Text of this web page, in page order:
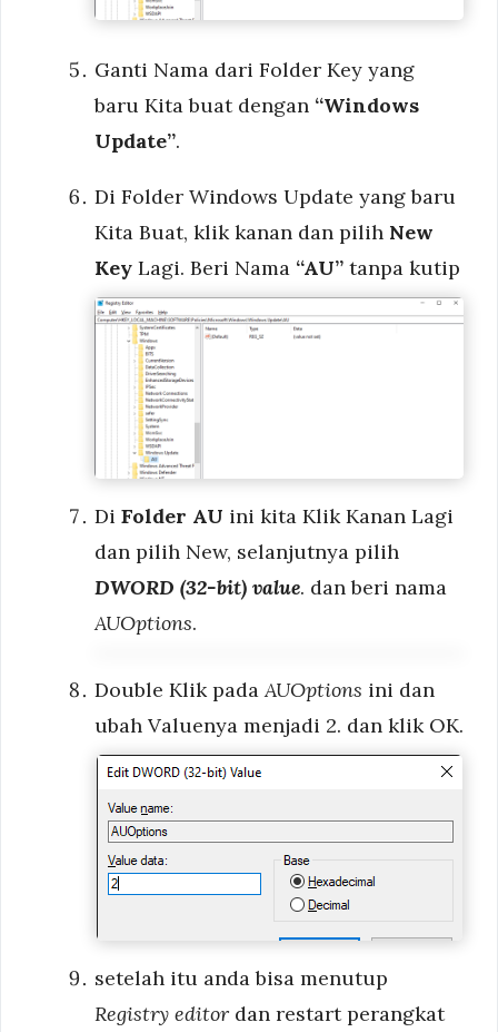
Ganti Nama dari Folder Key yang
baru Kita buat dengan “Windows
Update”.
Di Folder Windows Update yang baru
Kita Buat, klik kanan dan pilih New
Key Lagi. Beri Nama “AU” tanpa kutip
Di Folder AU ini kita Klik Kanan Lagi
dan pilih New, selanjutnya pilih
DWORD (32-bit) value. dan beri nama
AUOptions.
Double Klik padaAUOptions ini dan
ubah Valuenya menjadi 2. dan klik OK.
setelah itu anda bisa menutup
Registry editor dan restart perangkat